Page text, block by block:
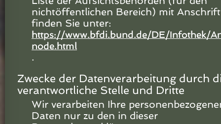
nichtöffentlichen Bereich) mit Anschrift
finden Sie unter:
https://www.bfdi.bund.de/DE/Infothek/
node.html
.
Zwecke der Datenverarbeitung durch
verantwortliche Stelle und Dritte
Wir verarbeiten Ihre
Daten nur zu den in dieser